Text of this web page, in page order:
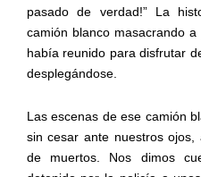
pasado de verdad!” La
camión blanco masacrando
había reunido para disfrutar
desplegándose.
Las escenas de ese camión
sin cesar ante nuestros
de muertos. Nos dimos